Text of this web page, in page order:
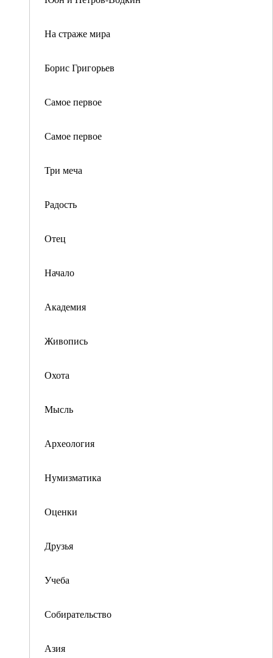
На страже мира
Борис Григорьев
Самое первое
Самое первое
Три меча
Радость
Отец
Начало
Академия
Живопись
Охота
Мысль
Археология
Нумизматика
Оценки
Друзья
Учеба
Собирательство
Азия